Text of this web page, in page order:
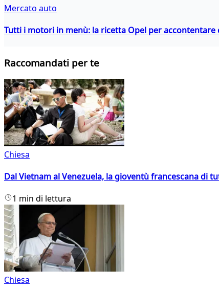
Mercato auto
Tutti i motori in menù: la ricetta Opel per accontentare
Raccomandati per te
Chiesa
Dal Vietnam al Venezuela, la gioventù francescana di
1 min di lettura
Chiesa